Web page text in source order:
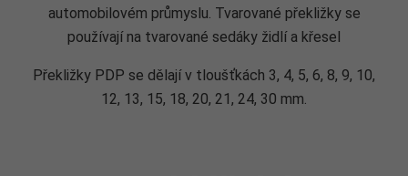
automobilovém průmyslu. Tvarované překližky se
používají na tvarované sedáky židlí a křesel
Překližky PDP se dělají v tloušťkách 3, 4, 5, 6, 8, 9, 10,
12, 13, 15, 18, 20, 21, 24, 30 mm.